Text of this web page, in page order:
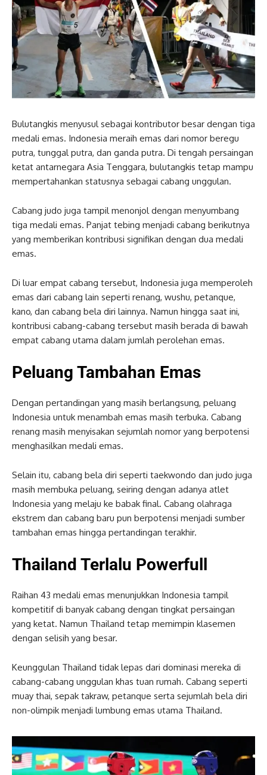
Bulutangkis menyusul sebagai kontributor besar dengan tiga
medali emas. Indonesia meraih emas dari nomor beregu
putra, tunggal putra, dan ganda putra. Di tengah persaingan
ketat antarnegara Asia Tenggara, bulutangkis tetap mampu
mempertahankan statusnya sebagai cabang unggulan.
Cabang judo juga tampil menonjol dengan menyumbang
tiga medali emas. Panjat tebing menjadi cabang berikutnya
yang memberikan kontribusi signifikan dengan dua medali
emas.
Di luar empat cabang tersebut, Indonesia juga memperoleh
emas dari cabang lain seperti renang, wushu, petanque,
kano, dan cabang bela diri lainnya. Namun hingga saat ini,
kontribusi cabang-cabang tersebut masih berada di bawah
empat cabang utama dalam jumlah perolehan emas.
Peluang Tambahan Emas
Dengan pertandingan yang masih berlangsung, peluang
Indonesia untuk menambah emas masih terbuka. Cabang
renang masih menyisakan sejumlah nomor yang berpotensi
menghasilkan medali emas.
Selain itu, cabang bela diri seperti taekwondo dan judo juga
masih membuka peluang, seiring dengan adanya atlet
Indonesia yang melaju ke babak final. Cabang olahraga
ekstrem dan cabang baru pun berpotensi menjadi sumber
tambahan emas hingga pertandingan terakhir.
Thailand Terlalu Powerfull
Raihan 43 medali emas menunjukkan Indonesia tampil
kompetitif di banyak cabang dengan tingkat persaingan
yang ketat. Namun Thailand tetap memimpin klasemen
dengan selisih yang besar.
Keunggulan Thailand tidak lepas dari dominasi mereka di
cabang-cabang unggulan khas tuan rumah. Cabang seperti
muay thai, sepak takraw, petanque serta sejumlah bela diri
non-olimpik menjadi lumbung emas utama Thailand.